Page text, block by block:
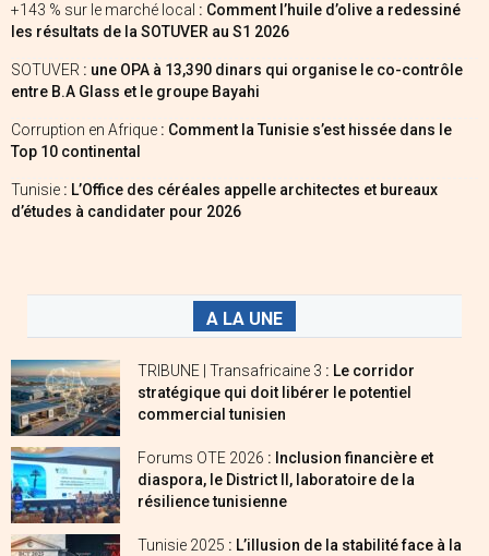
+143 % sur le marché local : Comment l’huile d’olive a redessiné
les résultats de la SOTUVER au S1 2026
SOTUVER : une OPA à 13,390 dinars qui organise le co-contrôle
entre B.A Glass et le groupe Bayahi
Corruption en Afrique : Comment la Tunisie s’est hissée dans le
Top 10 continental
Tunisie : L’Office des céréales appelle architectes et bureaux
d’études à candidater pour 2026
A LA UNE
TRIBUNE | Transafricaine 3 : Le corridor
stratégique qui doit libérer le potentiel
commercial tunisien
Forums OTE 2026 : Inclusion financière et
diaspora, le District II, laboratoire de la
résilience tunisienne
Tunisie 2025 : L’illusion de la stabilité face à la